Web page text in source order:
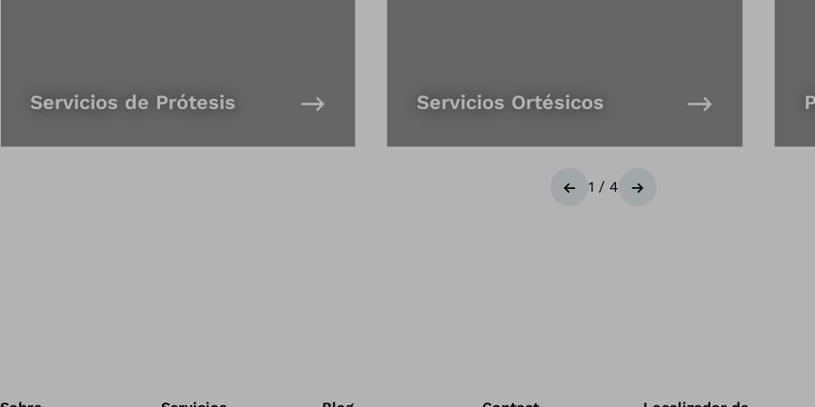
Servicios de Prótesis Servicios Ortésicos
Anterior
1 / 4 Siguiente